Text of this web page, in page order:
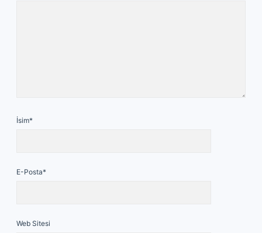
İsim*
E-Posta*
Web Sitesi